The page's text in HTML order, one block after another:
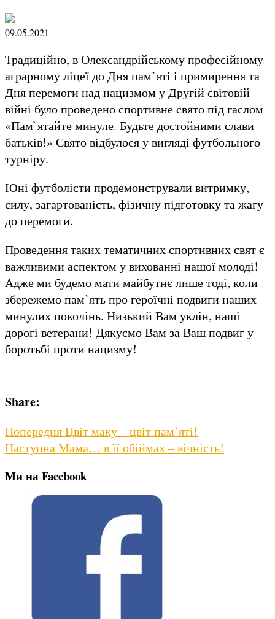
09.05.2021
Традиційно, в Олександрійському професійному
аграрному ліцеї до Дня пам’яті і примирення та
Дня перемоги над нацизмом у Другій світовій
війні було проведено спортивне свято під гаслом
«Пам`ятайте минуле. Будьте достойними слави
батьків!» Свято відбулося у вигляді футбольного
турніру.
Юні футболісти продемонстрували витримку,
силу, загартованість, фізичну підготовку та жагу
до перемоги.
Проведення таких тематичних спортивних свят є
важливими аспектом у вихованні нашої молоді!
Адже ми будемо мати майбутнє лише тоді, коли
збережемо пам’ять про героїчні подвиги наших
минулих поколінь. Низький Вам уклін, наші
дорогі ветерани! Дякуємо Вам за Ваш подвиг у
боротьбі проти нацизму!
Share:
Навігація
записів
ПопередняPrevious
post:
Цвіт маку – цвіт пам’яті!
НаступнаNext
Мама… в її обіймах – вічність!
Ми на Facebook